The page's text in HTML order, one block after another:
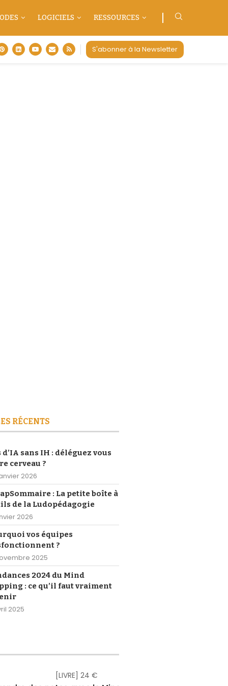
LOGICIELS RESSOURCES
S'abonner à la Newsletter
RÉCENTS
d’IA sans IH : déléguez vous
cerveau ?
2026
: La petite boîte à
de la Ludopédagogie
2026
vos équipes
?
2025
2024 du Mind
: ce qu’il faut vraiment
2025